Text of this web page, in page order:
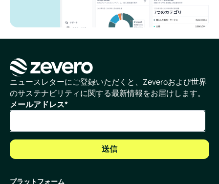
ホームページ
ニュースレターにご登録いただくと、Zeveroおよび世界
のサステナビリティに関する最新情報をお届けします。
メールアドレス*
プラットフォーム